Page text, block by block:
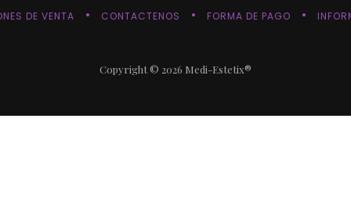
DE VENTA CONTACTENOS FORMA DE PAGO
Copyright © 2026 Medi-Estetix®